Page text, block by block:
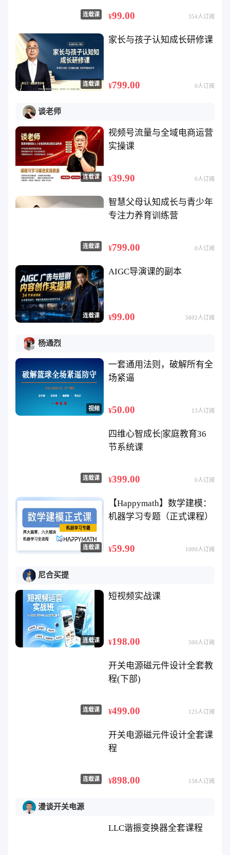
连载课 ¥99.00 354人订阅
连载课
家长与孩子认知成长研修课
¥799.00 0人订阅
谈老师
连载课
视频号流量与全域电商运营
实操课
¥39.90 0人订阅
连载课
智慧父母认知成长与青少年
专注力养育训练营
¥799.00 0人订阅
连载课
AIGC导演课的副本
¥99.00 5692人订阅
杨通烈
视频
一套通用法则，破解所有全
场紧逼
¥50.00 13人订阅
连载课
四维心智成长|家庭教育36
节系统课
¥399.00 0人订阅
连载课
【Happymath】数学建模：
机器学习专题（正式课程）
¥59.90 1000人订阅
尼合买提
连载课
短视频实战课
¥198.00 500人订阅
连载课
开关电源磁元件设计全套教
程(下部)
¥499.00 125人订阅
连载课
开关电源磁元件设计全套课
程
¥898.00 158人订阅
漫谈开关电源
LLC谐振变换器全套课程